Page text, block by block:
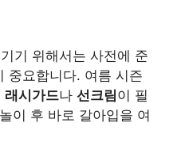
기 위해서는 사전에 준
중요합니다. 여름 시즌
래시가드나 선크림이 필
이 후 바로 갈아입을 여